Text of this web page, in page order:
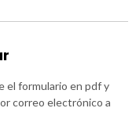
el formulario en pdf y
correo electrónico a